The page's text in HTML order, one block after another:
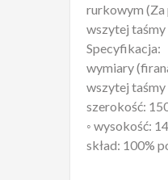
rurkowym (Za
wszytej taśmy
Specyfikacja:
wymiary
wszytej taśmy
szerokość:
◦ wysokość:
skład: 100%